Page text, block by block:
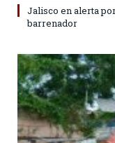
Jalisco en alerta
barrenador